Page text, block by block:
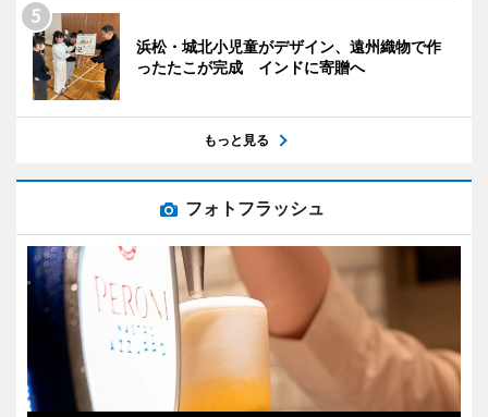
浜松・城北小児童がデザイン、遠州織物で作
ったたこが完成 インドに寄贈へ
もっと見る
フォトフラッシュ